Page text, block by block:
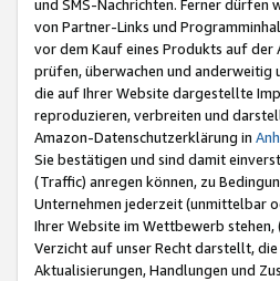
und SMS-Nachrichten. Ferner dürfen
von Partner-Links und
vor dem Kauf eines Produkts auf
prüfen, überwachen und anderweitig
die auf Ihrer Website dargestellte
reproduzieren, verbreiten und
Amazon-Datenschutzerklärung in
Sie bestätigen und sind damit
(Traffic) anregen können, zu
Unternehmen jederzeit (unmittelbar
Ihrer Website im Wettbewerb stehen,
Verzicht auf unser Recht darstellt,
Aktualisierungen, Handlungen und